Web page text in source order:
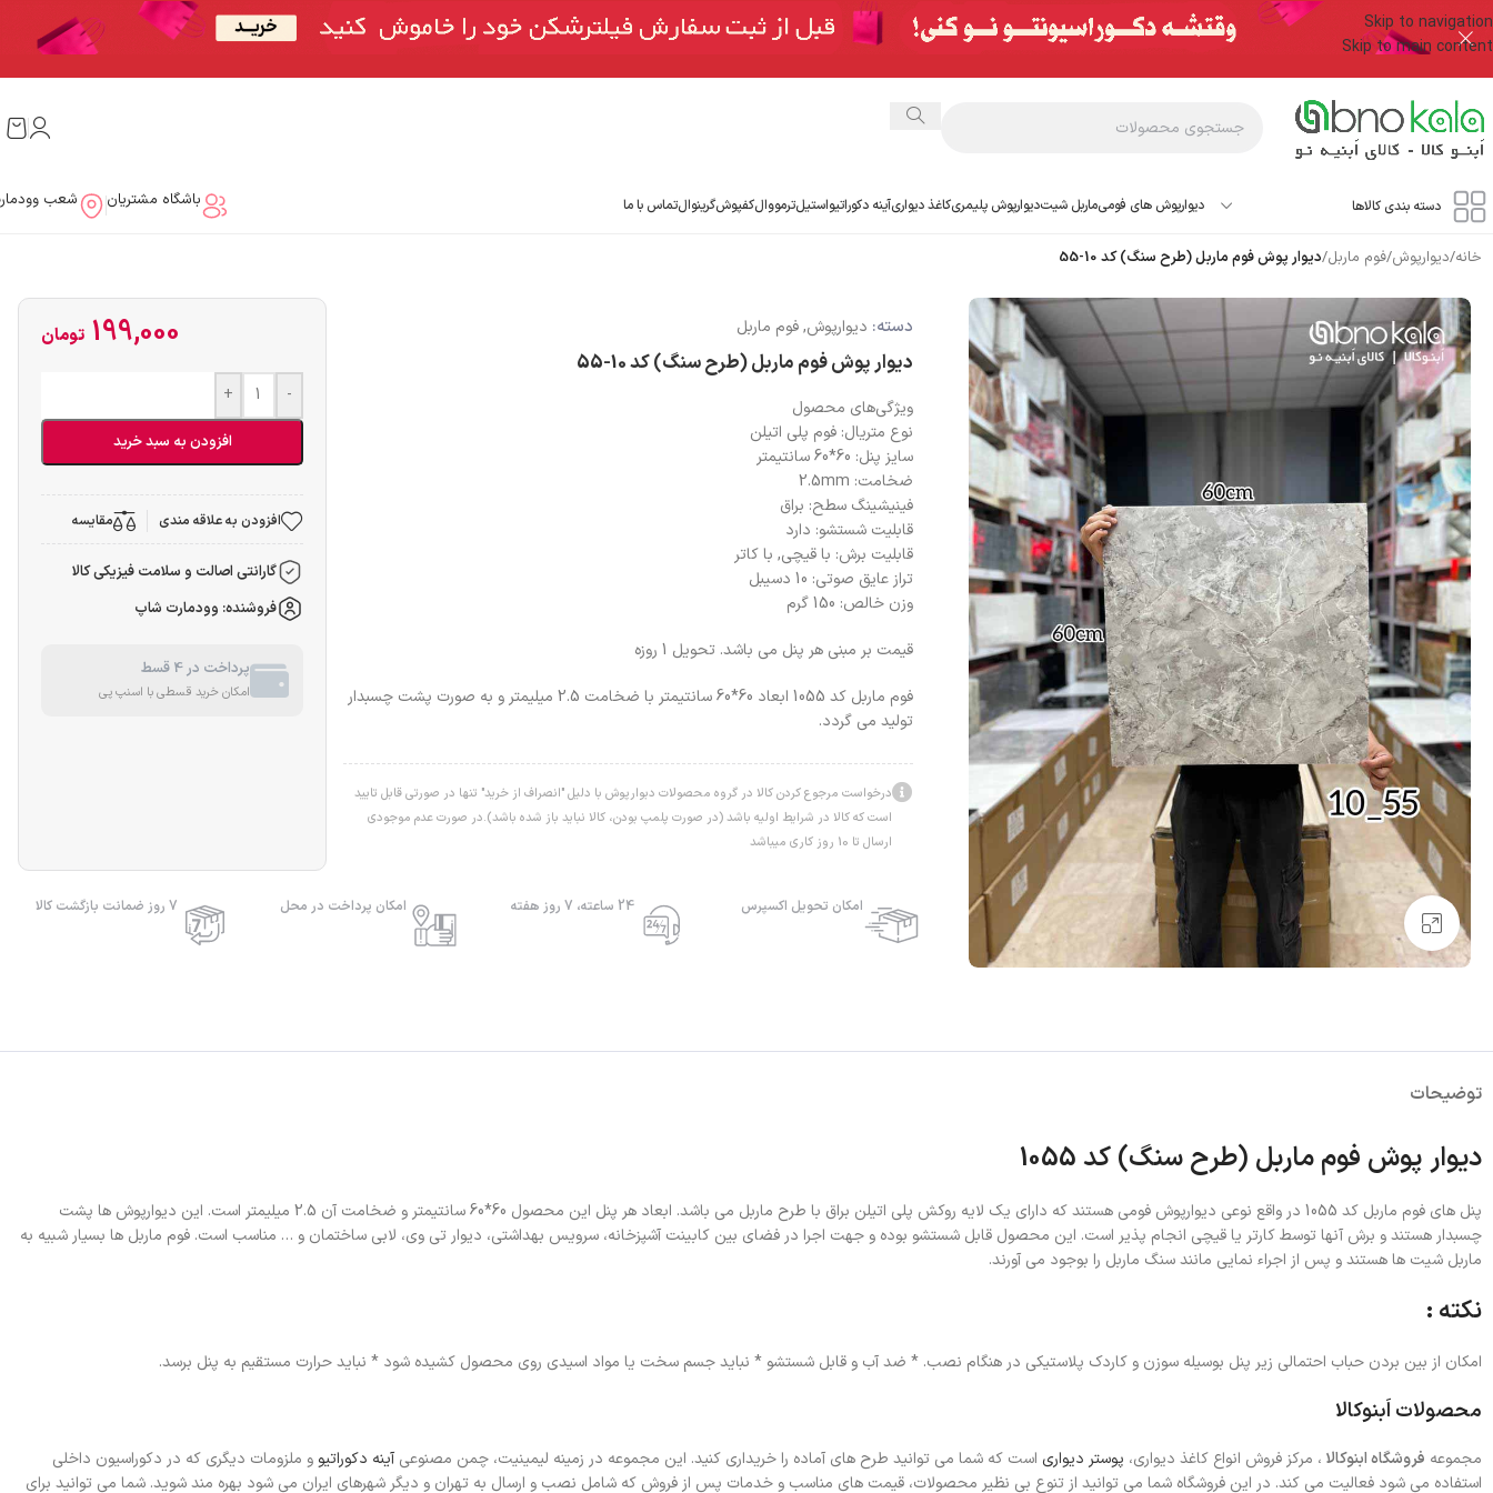
Skip to navigation
Skip to main content
دسته بندی کالاها دیوارپوش های فومیماربل شیتدیوارپوش پلیمریکاغذ دیواریآینه دکوراتیواستیلترمووالکفپوشگرینوالتماس با ما باشگاه مشتریان شعب
خانه/دیوارپوش/فوم ماربل/دیوار پوش فوم ماربل (طرح سنگ) کد 10-55
بزرگنمایی تصویر
دسته: دیوارپوش, فوم ماربل
دیوار پوش فوم ماربل (طرح سنگ) کد 10-55
ویژگی‌های محصول
نوع متریال: فوم پلی اتیلن
سایز پنل: 60*60 سانتیمتر
ضخامت: 2.5mm
فینیشینگ سطح: براق
قابلیت شستشو: دارد
قابلیت برش: با قیچی, با کاتر
تراز عایق صوتی: 10 دسیبل
وزن خالص: 150 گرم
قیمت بر مبنی هر پنل می باشد. تحویل 1 روزه
فوم ماربل کد 1055 ابعاد 60*60 سانتیمتر با ضخامت 2.5 میلیمتر و به صورت پشت چسبدار
تولید می گردد.
درخواست مرجوع کردن کالا در گروه محصولات دبوارپوش با دلیل "انصراف از خرید" تنها در صورتی قابل تایید
است که کالا در شرایط اولیه باشد (در صورت پلمپ بودن، کالا نباید باز شده باشد).در صورت عدم موجودی
ارسال تا 10 روز کاری میباشد
199,000 تومان
-
+
افزودن به سبد خرید
افزودن به علاقه مندی مقایسه
گارانتی اصالت و سلامت فیزیکی کالا
فروشنده: وودمارت شاپ
پرداخت در 4 قسط
امکان خرید قسطی با اسنپ پی
امکان تحویل اکسپرس 24 ساعته، 7 روز هفته امکان پرداخت در محل 7 روز ضمانت بازگشت کالا
توضیحات
دیوار پوش فوم ماربل (طرح سنگ) کد 1055
پنل های فوم ماربل کد 1055 در واقع نوعی دیوارپوش فومی هستند که دارای یک لایه روکش پلی اتیلن براق با طرح ماربل می باشد. ابعاد هر پنل این محصول 60*60 سانتیمتر و ضخامت آن 2.5 میلیمتر است. این دیوارپوش ها پشت
چسبدار هستند و برش آنها توسط کارتر یا قیچی انجام پذیر است. این محصول قابل شستشو بوده و جهت اجرا در فضای بین کابینت آشپزخانه، سرویس بهداشتی، دیوار تی وی، لابی ساختمان و … مناسب است. فوم ماربل ها بسیار شبیه به
ماربل شیت ها هستند و پس از اجراء نمایی مانند سنگ ماربل را بوجود می آورند.
نکته :
امکان از بین بردن حباب احتمالی زیر پنل بوسیله سوزن و کاردک پلاستیکی در هنگام نصب. * ضد آب و قابل شستشو * نباید جسم سخت یا مواد اسیدی روی محصول کشیده شود * نباید حرارت مستقیم به پنل برسد.
محصولات اَبنوکالا
مجموعه فروشگاه ابنوکالا ، مرکز فروش انواع کاغذ دیواری، پوستر دیواری است که شما می توانید طرح های آماده را خریداری کنید. این مجموعه در زمینه لیمینیت، چمن مصنوعی آینه دکوراتیو و ملزومات دیگری که در دکوراسیون داخلی
استفاده می شود فعالیت می کند. در این فروشگاه شما می توانید از تنوع بی نظیر محصولات، قیمت های مناسب و خدمات پس از فروش که شامل نصب و ارسال به تهران و دیگر شهرهای ایران می شود بهره مند شوید. شما می توانید برای